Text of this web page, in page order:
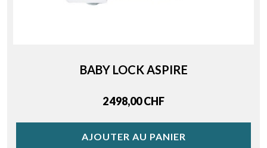
BABY LOCK ASPIRE
Price
2 498,00 CHF
AJOUTER AU PANIER